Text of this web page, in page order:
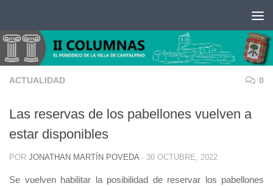
ACTUALIDAD 0
Las reservas de los pabellones vuelven a
estar disponibles
POR JONATHAN MARTÍN POVEDA · 30 OCTUBRE, 2022
Se vuelven habilitar la posibilidad de reservar los pabellones